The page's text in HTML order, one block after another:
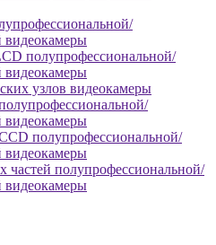
видеокамеры
полупрофессиональной/
видеокамеры
узлов видеокамеры
видеокамеры
полупрофессиональной/
видеокамеры
частей полупрофессиональной/
видеокамеры